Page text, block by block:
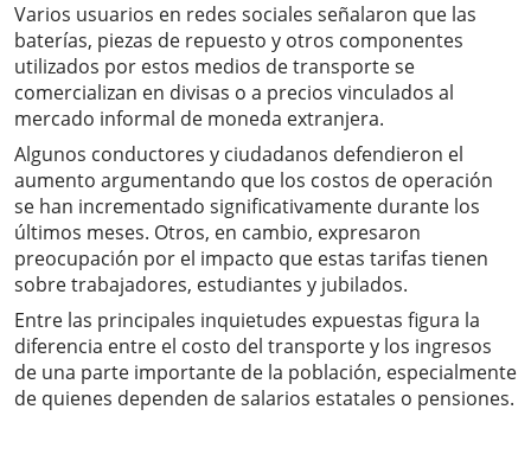
Varios usuarios en redes sociales señalaron que las
baterías, piezas de repuesto y otros componentes
utilizados por estos medios de transporte se
comercializan en divisas o a precios vinculados al
mercado informal de moneda extranjera.
Algunos conductores y ciudadanos defendieron el
aumento argumentando que los costos de operación
se han incrementado significativamente durante los
últimos meses. Otros, en cambio, expresaron
preocupación por el impacto que estas tarifas tienen
sobre trabajadores, estudiantes y jubilados.
Entre las principales inquietudes expuestas figura la
diferencia entre el costo del transporte y los ingresos
de una parte importante de la población, especialmente
de quienes dependen de salarios estatales o pensiones.